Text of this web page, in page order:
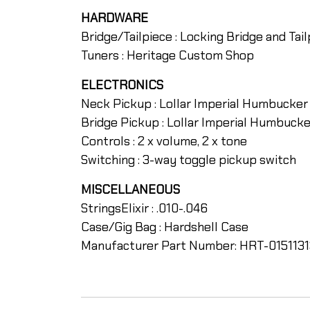
HARDWARE
Bridge/Tailpiece : Locking Bridge and
Tuners : Heritage Custom Shop
ELECTRONICS
Neck Pickup : Lollar Imperial Humbucker
Bridge Pickup : Lollar Imperial
Controls : 2 x volume, 2 x tone
Switching : 3-way toggle pickup switch
MISCELLANEOUS
StringsElixir : .010-.046
Case/Gig Bag : Hardshell Case
Manufacturer Part Number: HRT-